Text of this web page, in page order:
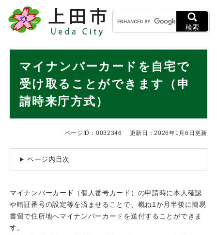
メニューを飛ばして本文へ
キ
ー
ワ
検
検索
マイナンバーカードを自宅で
受け取ることができます（申
請時来庁方式）
ページID：0032346 更新日：2026年1月6日更新
ページ内目次
マイナンバーカード（個人番号カード）の申請時に本人確認
や暗証番号の設定等を済ませることで、概ね1か月半後に簡易
書留で住所地へマイナンバーカードを送付することができま
す。